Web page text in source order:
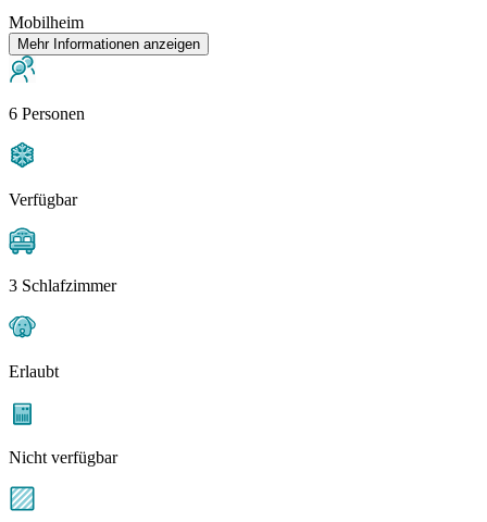
Mobilheim
Mehr Informationen anzeigen
6 Personen
Verfügbar
3 Schlafzimmer
Erlaubt
Nicht verfügbar